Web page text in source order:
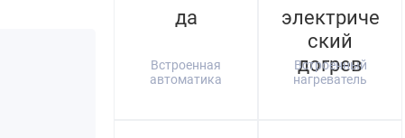
да
Встроенная
автоматика
электриче
ский
догрев
Встроенный
нагреватель